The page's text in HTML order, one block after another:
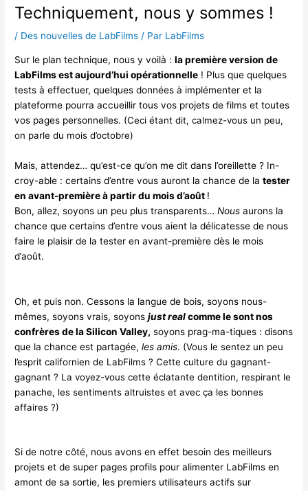
Techniquement, nous y sommes !
/ Des nouvelles de LabFilms / Par LabFilms
Sur le plan technique, nous y voilà :la première version de
LabFilms est aujourd’hui opérationnelle ! Plus que quelques
tests à effectuer, quelques données à implémenter et la
plateforme pourra accueillir tous vos projets de films et toutes
vos pages personnelles. (Ceci étant dit, calmez-vous un peu,
on parle du mois d’octobre)
Mais, attendez… qu’est-ce qu’on me dit dans l’oreillette ? In-
croy-able : certains d’entre vous auront la chance de latester
en avant-première à partir du mois d’août !
Bon, allez, soyons un peu plus transparents…Nous aurons la
chance que certains d’entre vous aient la délicatesse de nous
faire le plaisir de la tester en avant-première dès le mois
d’août.
Oh, et puis non. Cessons la langue de bois, soyons nous-
mêmes, soyons vrais, soyonsjust realcomme le sont nos
confrères de la Silicon Valley, soyons prag-ma-tiques : disons
que la chance est partagée,les amis. (Vous le sentez un peu
l’esprit californien de LabFilms ? Cette culture du gagnant-
gagnant ? La voyez-vous cette éclatante dentition, respirant le
panache, les sentiments altruistes et avec ça les bonnes
affaires ?)
Si de notre côté, nous avons en effet besoin des meilleurs
projets et de super pages profils pour alimenter LabFilms en
amont de sa sortie, les premiers utilisateurs actifs sur